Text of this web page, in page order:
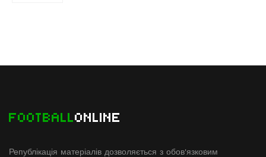
FOOTBALLONLINE
Републікація матеріалів дозволяється з обов'язковим